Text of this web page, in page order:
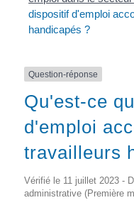
dispositif d'emploi
handicapés ?
Question-réponse
Qu'est-ce
d'emploi
travailleurs
Vérifié le 11 juillet 2023 -
administrative (Première